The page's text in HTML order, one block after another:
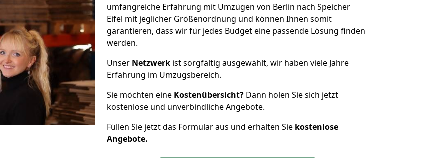
umfangreiche Erfahrung mit Umzügen von Berlin nach Speicher
Eifel mit jeglicher Größenordnung und können Ihnen somit
garantieren, dass wir für jedes Budget eine passende Lösung finden
werden.
Unser Netzwerk ist sorgfältig ausgewählt, wir haben viele Jahre
Erfahrung im Umzugsbereich.
Sie möchten eine Kostenübersicht? Dann holen Sie sich jetzt
kostenlose und unverbindliche Angebote.
Füllen Sie jetzt das Formular aus und erhalten Sie kostenlose
Angebote.